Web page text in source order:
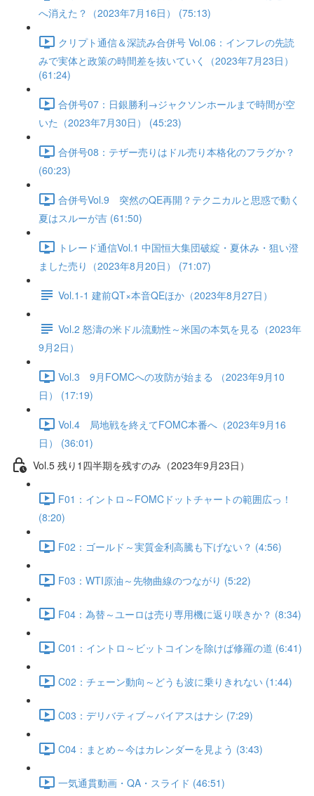
へ消えた？（2023年7月16日） (75:13)
クリプト通信＆深読み合併号 Vol.06：インフレの先読
みで実体と政策の時間差を抜いていく（2023年7月23日）
(61:24)
合併号07：日銀勝利→ジャクソンホールまで時間が空
いた（2023年7月30日） (45:23)
合併号08：テザー売りはドル売り本格化のフラグか？
(60:23)
合併号Vol.9 突然のQE再開？テクニカルと思惑で動く
夏はスルーが吉 (61:50)
トレード通信Vol.1 中国恒⼤集団破綻・夏休み・狙い澄
ました売り（2023年8月20日） (71:07)
Vol.1-1 建前QT×本音QEほか（2023年8月27日）
Vol.2 怒濤の米ドル流動性～米国の本気を見る（2023年
9月2日）
Vol.3 9月FOMCへの攻防が始まる （2023年9月10
日） (17:19)
Vol.4 局地戦を終えてFOMC本番へ（2023年9月16
日） (36:01)
Vol.5 残り1四半期を残すのみ（2023年9月23日）
F01：イントロ～FOMCドットチャートの範囲広っ！
(8:20)
F02：ゴールド～実質金利高騰も下げない？ (4:56)
F03：WTI原油～先物曲線のつながり (5:22)
F04：為替～ユーロは売り専用機に返り咲きか？ (8:34)
C01：イントロ～ビットコインを除けば修羅の道 (6:41)
C02：チェーン動向～どうも波に乗りきれない (1:44)
C03：デリバティブ～バイアスはナシ (7:29)
C04：まとめ～今はカレンダーを見よう (3:43)
一気通貫動画・QA・スライド (46:51)